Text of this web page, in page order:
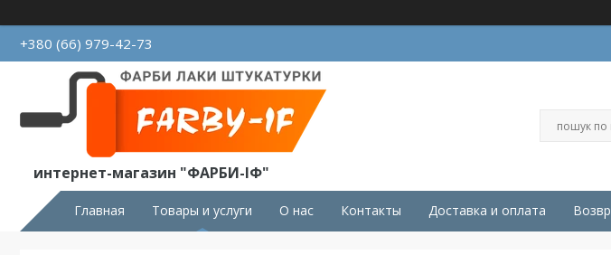
+380 (66) 979-42-73
интернет-магазин "ФАРБИ-ІФ"
Главная Товары и услуги О нас Контакты Доставка и оплата